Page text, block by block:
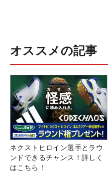
オススメの記事
ネクストヒロイン選手とラウ
ンドできるチャンス！詳しく
はこちら！